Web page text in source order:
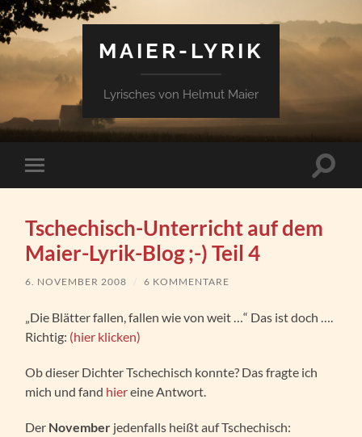
MAIER-LYRIK
Lyrisches von Helmut Maier
Mobile-
Menü
Tschechisch-Unterricht auf dem
Maier-Lyrik-Blog ;-) Teil 4
6. NOVEMBER 2008 / 6 KOMMENTARE
„Die Blätter fallen, fallen wie von weit …“ Das ist doch ….
Richtig: (hier klicken)
Ob dieser Dichter Tschechisch konnte? Das fragte ich
mich und fand hiereine Antwort.
Der November jedenfalls heißt auf Tschechisch: